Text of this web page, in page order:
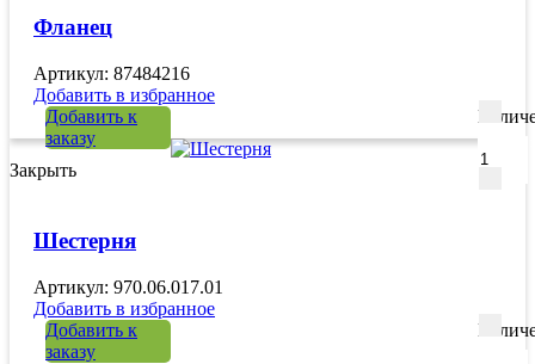
Фланец
Артикул: 87484216
Добавить в избранное
Добавить к
заказу
Закрыть
Шестерня
Артикул: 970.06.017.01
Добавить в избранное
Добавить к
заказу